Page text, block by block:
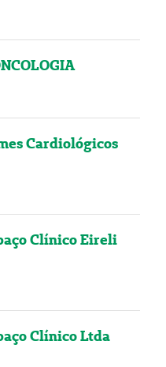
Cardiológicos
Clínico Eireli
Clínico Ltda